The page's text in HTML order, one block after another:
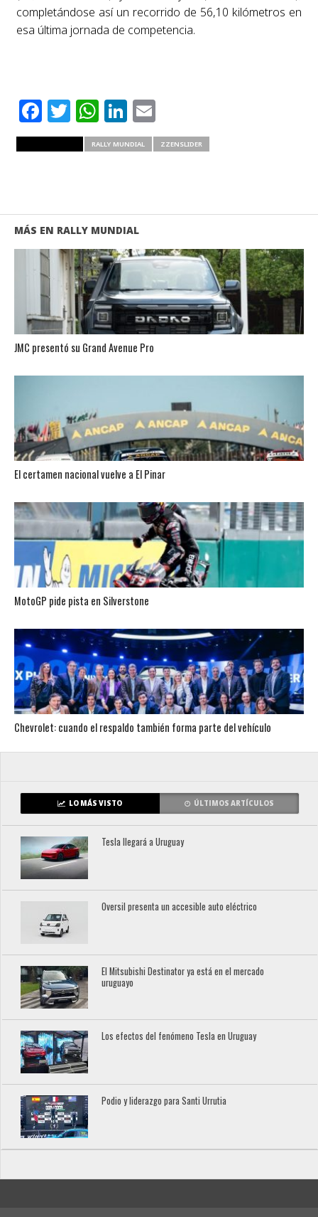
completándose así un recorrido de 56,10 kilómetros en
esa última jornada de competencia.
Facebook
Twitter
WhatsApp
LinkedIn
Email
RALLY MUNDIAL ZZENSLIDER
MÁS EN RALLY MUNDIAL
JMC presentó su Grand Avenue Pro
El certamen nacional vuelve a El Pinar
MotoGP pide pista en Silverstone
Chevrolet: cuando el respaldo también forma parte del vehículo
LO MÁS VISTO ÚLTIMOS ARTÍCULOS
Tesla llegará a Uruguay
Oversil presenta un accesible auto eléctrico
El Mitsubishi Destinator ya está en el mercado
uruguayo
Los efectos del fenómeno Tesla en Uruguay
Podio y liderazgo para Santi Urrutia